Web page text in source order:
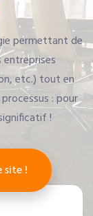
permettant de
entreprises
etc.) tout en
: pour
!
site !